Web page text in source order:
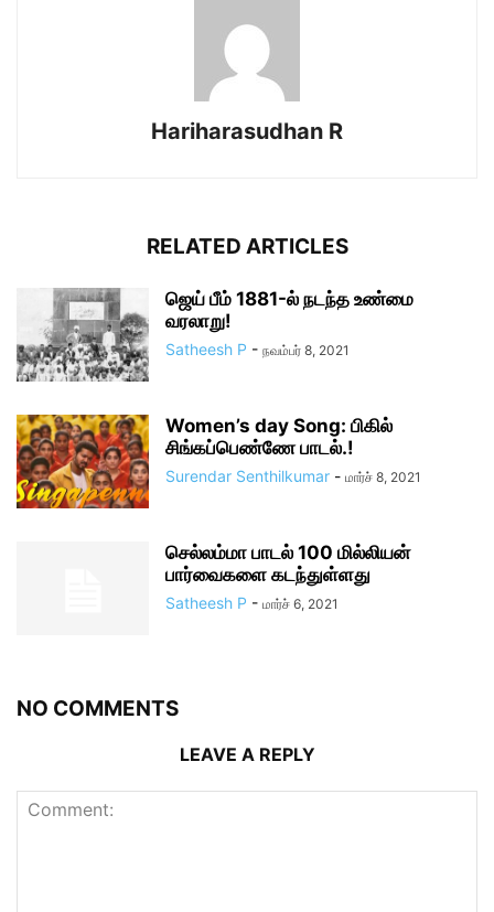
Hariharasudhan R
RELATED ARTICLES
ஜெய் பீம் 1881-ல் நடந்த உண்மை
வரலாறு!
Satheesh P - நவம்பர் 8, 2021
Women’s day Song: பிகில்
சிங்கப்பெண்ணே பாடல்.!
Surendar Senthilkumar - மார்ச் 8, 2021
செல்லம்மா பாடல் 100 மில்லியன்
பார்வைகளை கடந்துள்ளது
Satheesh P - மார்ச் 6, 2021
NO COMMENTS
LEAVE A REPLY